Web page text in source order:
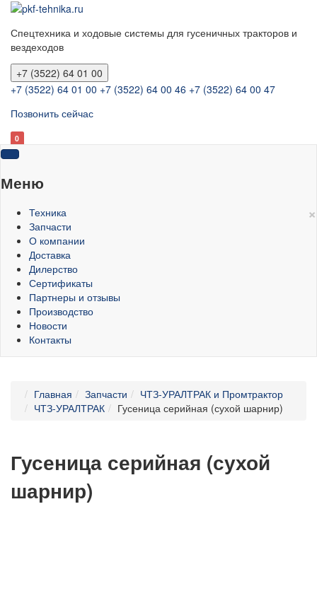
Спецтехника и ходовые системы для гусеничных тракторов и
вездеходов
+7 (3522) 64 01 00
+7 (3522) 64 01 00 +7 (3522) 64 00 46 +7 (3522) 64 00 47
Позвонить сейчас
0
Меню
×
Техника
Запчасти
О компании
Доставка
Дилерство
Сертификаты
Партнеры и отзывы
Производство
Новости
Контакты
Главная Запчасти
ЧТЗ-УРАЛТРАК и Промтрактор
ЧТЗ-УРАЛТРАК
Гусеница серийная (сухой шарнир)
Гусеница серийная (сухой
шарнир)